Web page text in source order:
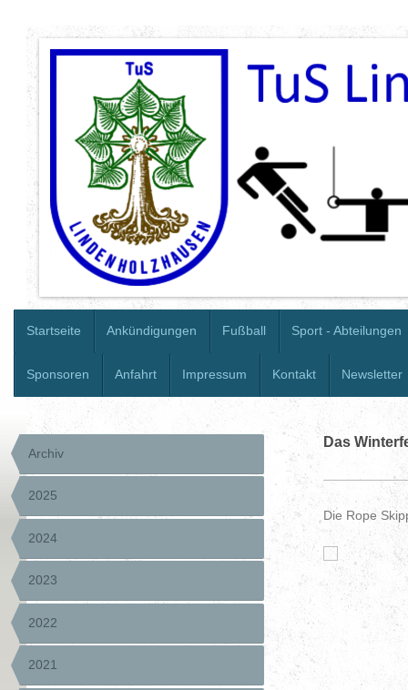
Startseite Ankündigungen Fußball Sport - Abteilungen
Sponsoren Anfahrt Impressum Kontakt Newsletter
Das
Die Rope
Archiv
2025
2024
2023
2022
2021